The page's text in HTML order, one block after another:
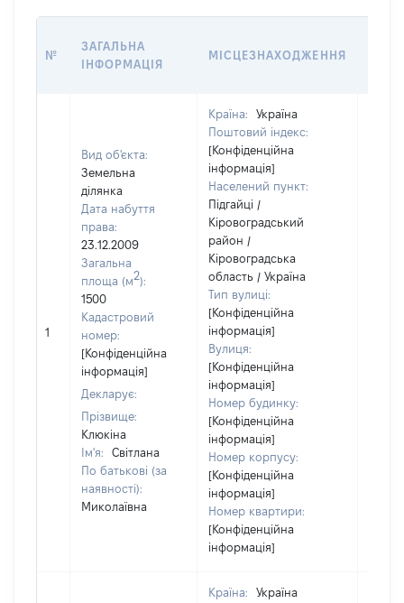
№
ЗАГАЛЬНА
ІНФОРМАЦІЯ
МІСЦЕЗНАХОДЖЕННЯ
1
Вид об'єкта:
Земельна
ділянка
Дата набуття
права:
23.12.2009
Загальна
площа (м2):
1500
Кадастровий
номер:
[Конфіденційна
інформація]
Декларує:
Прізвище:
Клюкіна
Ім'я:
Світлана
По батькові (за
наявності):
Миколаївна
Країна:
Україна
Поштовий індекс:
[Конфіденційна
інформація]
Населений пункт:
Підгайці /
Кіровоградський
район /
Кіровоградська
область / Україна
Тип вулиці:
[Конфіденційна
інформація]
Вулиця:
[Конфіденційна
інформація]
Номер будинку:
[Конфіденційна
інформація]
Номер корпусу:
[Конфіденційна
інформація]
Номер квартири:
[Конфіденційна
інформація]
Країна:
Україна